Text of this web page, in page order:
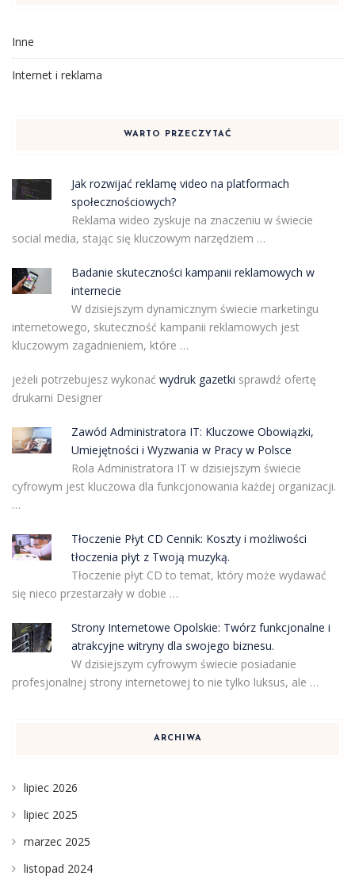
Inne
Internet i reklama
WARTO PRZECZYTAĆ
Jak rozwijać reklamę video na platformach
społecznościowych?
Reklama wideo zyskuje na znaczeniu w świecie
social media, stając się kluczowym narzędziem …
Badanie skuteczności kampanii reklamowych w
internecie
W dzisiejszym dynamicznym świecie marketingu
internetowego, skuteczność kampanii reklamowych jest
kluczowym zagadnieniem, które …
jeżeli potrzebujesz wykonać wydruk gazetki sprawdź ofertę
drukarni Designer
Zawód Administratora IT: Kluczowe Obowiązki,
Umiejętności i Wyzwania w Pracy w Polsce
Rola Administratora IT w dzisiejszym świecie
cyfrowym jest kluczowa dla funkcjonowania każdej organizacji.
…
Tłoczenie Płyt CD Cennik: Koszty i możliwości
tłoczenia płyt z Twoją muzyką.
Tłoczenie płyt CD to temat, który może wydawać
się nieco przestarzały w dobie …
Strony Internetowe Opolskie: Twórz funkcjonalne i
atrakcyjne witryny dla swojego biznesu.
W dzisiejszym cyfrowym świecie posiadanie
profesjonalnej strony internetowej to nie tylko luksus, ale …
ARCHIWA
lipiec 2026
lipiec 2025
marzec 2025
listopad 2024